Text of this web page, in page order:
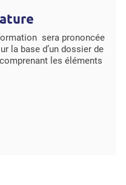
sera prononcée
la base d’un dossier de
les éléments